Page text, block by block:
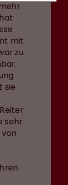
mit
zu
sie
sehr